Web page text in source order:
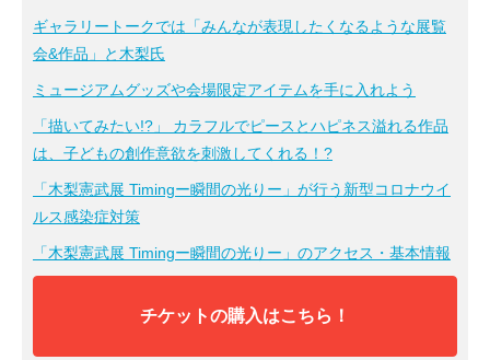
ギャラリートークでは「みんなが表現したくなるような展覧
会&作品」と木梨氏
ミュージアムグッズや会場限定アイテムを手に入れよう
「描いてみたい!?」 カラフルでピースとハピネス溢れる作品
は、子どもの創作意欲を刺激してくれる！?
「木梨憲武展 Timingー瞬間の光りー」が行う新型コロナウイ
ルス感染症対策
「木梨憲武展 Timingー瞬間の光りー」のアクセス・基本情報
チケットの購入はこちら！